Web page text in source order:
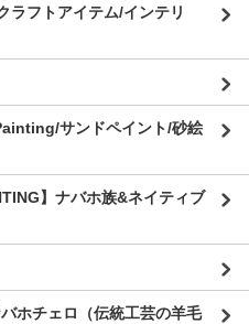
ラフトアイテム/インテリ
サンドペイント/砂絵
】ナバホ族&ネイティブ
ホチェロ（伝統工芸の羊毛